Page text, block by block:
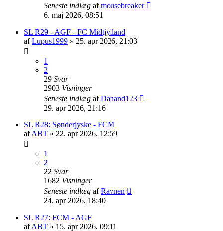
Seneste indlæg afmousebreaker
6. maj 2026, 08:51
SL R29 - AGF - FC Midtjylland
afLupus1999 » 25. apr 2026, 21:03
1
2
29 Svar
2903 Visninger
Seneste indlæg afDanand123
29. apr 2026, 21:16
SL R28: Sønderjyske - FCM
afABT » 22. apr 2026, 12:59
1
2
22 Svar
1682 Visninger
Seneste indlæg afRavnen
24. apr 2026, 18:40
SL R27: FCM - AGF
afABT » 15. apr 2026, 09:11